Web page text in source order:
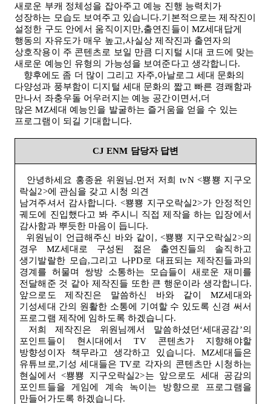
새로운 부캐 정체성을 잡아주고 예능 진행 능력치가
성장하는 모습도 보여주고 있습니다.기본적으로는 제작진이
설정한 구도 안에서 움직이지만,출연진들이
MZ세대답게
행동의 자유도가 매우 높고,사실상 제작진과 출연자의
상호작용이 주 콘텐츠로 보일 만큼 디지털 시대 코드에 맞는
새로운 예능인 유형의 가능성을 보여준다고 생각합니다.
향후에도 좀 더 많이 그리고 자주,아날로그 세대 문화의
다양성과 풍부함이 디지털 세대 문화의 짧고 빠른 경쾌함과
만나서 좌충우돌 어우러지는 예능 공간이면서,더
많은 MZ세대 예능인을 발굴하는 즐거움을 얻을 수 있는
프로그램이 되길 기대합니다.
CJ ENM 담당자 답변
안녕하세요 홍종윤 위원님.먼저 저희 tvN <뿅뿅 지구오
락실2>에 관심을 갖고 시청 의견
남겨주셔서 감사합니다. <뿅뿅 지구오락실2>가 안정적인
궤도에 진입했다고 봐 주시니 직접 제작을 하는 입장에서
감사함과 뿌듯한 마음이 듭니다.
위원님이 언급해주신 바와 같이 , <뿅뿅 지구오락실2>의
경우 MZ세대로 구성된 젊은 출연진들의 솔직하고
생기발랄한 모습,그리고 나PD로 대표되는 제작진들과의
경계를 허물며 쌍방 소통하는 모습들이 새로운 재미를
전달해준 것 같아 제작진들 또한 큰 행운이라 생각합니다.
앞으로도 제작진은 말씀하신 바와 같이
MZ세대와
기성세대 간의 원활한 소통에 기여할 수 있도록 신경 써서
프로그램 제작에 임하도록 하겠습니다.
저희 제작진은 위원님께서 말씀하셨던‘세대공감’의
포인트들이 현시대에서
TV 콘텐츠가 지향해야할
방향성이자 책무라고 생각하고 있습니다. MZ세대들은
유튜브로,기성 세대들은 TV로 각자의 콘텐츠만 시청하는
현실에서
<뿅뿅 지구오락실2>는 앞으로도 세대 공감의
포인트들을 게임에 계속 녹이는 방향으로 프로그램을
만들어가도록 하겠습니다.